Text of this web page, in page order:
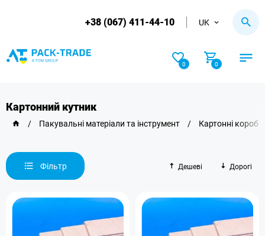
+38 (067) 411-44-10 UK
0 0
Картонний кутник
/ Пакувальні матеріали та інструмент / Картонні
Фільтр Дешеві Дорогі